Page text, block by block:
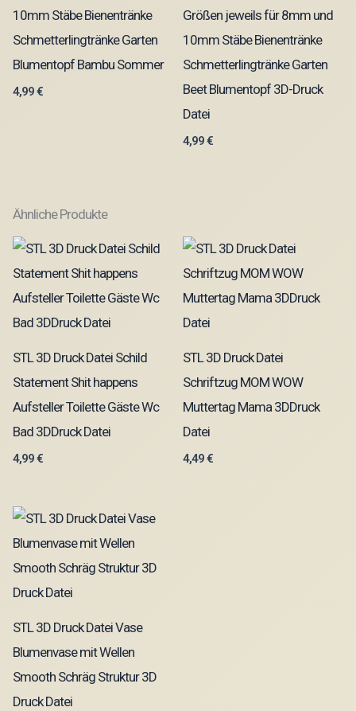
10mm Stäbe Bienentränke
Schmetterlingtränke Garten
Blumentopf Bambu Sommer
4,99€
Größen jeweils für 8mm und
10mm Stäbe Bienentränke
Schmetterlingtränke Garten
Beet Blumentopf 3D-Druck
Datei
4,99€
Ähnliche Produkte
STL 3D Druck Datei Schild
Statement Shit happens
Aufsteller Toilette Gäste Wc
Bad 3DDruck Datei
4,99€
STL 3D Druck Datei
Schriftzug MOM WOW
Muttertag Mama 3DDruck
Datei
4,49€
STL 3D Druck Datei Vase
Blumenvase mit Wellen
Smooth Schräg Struktur 3D
Druck Datei